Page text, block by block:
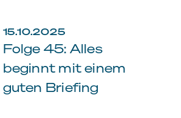
15.10.2025
Folge 45: Alles
beginnt mit einem
guten Briefing